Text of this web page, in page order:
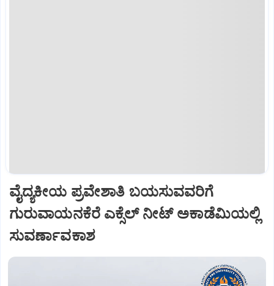
ವೈದ್ಯಕೀಯ ಪ್ರವೇಶಾತಿ ಬಯಸುವವರಿಗೆ
ಗುರುವಾಯನಕೆರೆ ಎಕ್ಸೆಲ್ ನೀಟ್ ಅಕಾಡೆಮಿಯಲ್ಲಿ
ಸುವರ್ಣಾವಕಾಶ